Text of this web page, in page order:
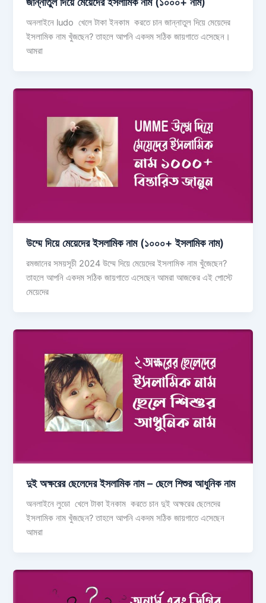
অনলাইনে ludo খেলে টাকা ইনকাম করতে চান জান্নাতুল দিয়ে মেয়েদের
ইসলামিক নাম খুঁজছেন? তাহলে আপনি একদম সঠিক জায়গাতে এসেছেন।
আমরা
উম্মে দিয়ে মেয়েদের ইসলামিক নাম (১০০০+ ইসলামিক নাম)
রমজানের সময়সূচী 2024 উম্মে দিয়ে মেয়েদের ইসলামিক নাম খুঁজেছেন?
তাহলে আপনি একদম সঠিক জায়গাতে এসেছেন আমরা আজকের এই পোস্টে
মেয়েদের
দুই অক্ষরের ছেলেদের ইসলামিক নাম – ছেলে শিশুর আধুনিক নাম
অনলাইনে লুডো খেলে টাকা ইনকাম করতে চান দুই অক্ষরের ছেলেদের
ইসলামিক নাম খুঁজছেন? তাহলে আপনি একদম সঠিক জায়গাতে এসেছেন
আমরা